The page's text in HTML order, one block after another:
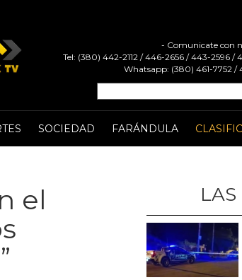
- Comunicate con
Tel: (380) 442-2112 / 446-2656 / 443-2596 /
Whatsapp: (380) 461-7752 /
SOCIEDAD FARÁNDULA
el